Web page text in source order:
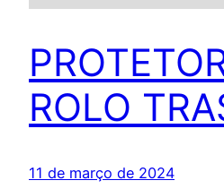
ROLO
11 de março de 2024